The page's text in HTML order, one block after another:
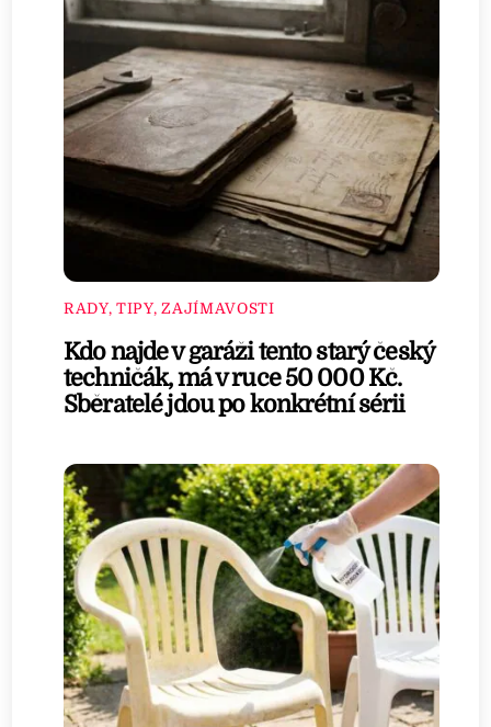
RADY, TIPY, ZAJÍMAVOSTI
Kdo najde v garáži tento starý český
techničák, má v ruce 50 000 Kč.
Sběratelé jdou po konkrétní sérii